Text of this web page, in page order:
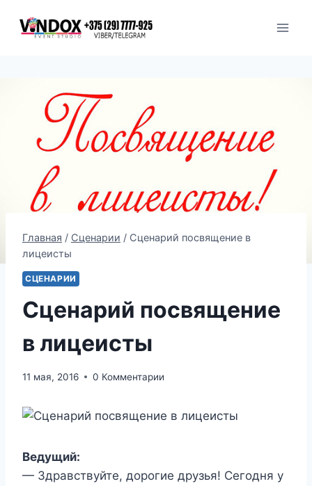
Главная / Сценарии / Сценарий посвящение в
лицеисты
СЦЕНАРИИ
Сценарий посвящение
в лицеисты
11 мая, 2016 0 Комментарии
Ведущий:
— Здравствуйте, дорогие друзья! Сегодня у